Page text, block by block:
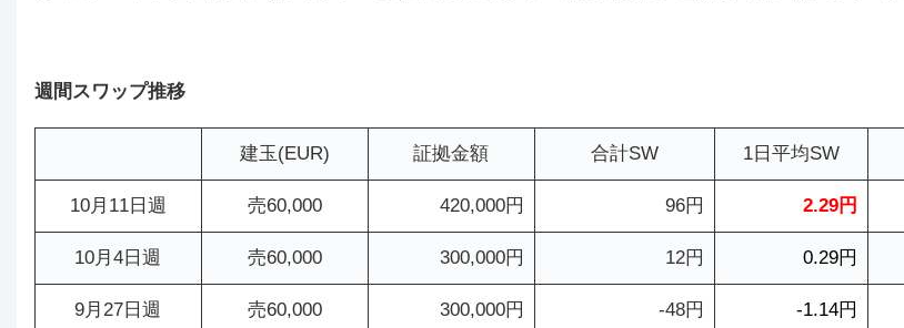
週間スワップ推移
建玉(EUR) 証拠金額 合計SW 1日平均SW
10月11日週 売60,000 420,000円 96円 2.29円
10月4日週 売60,000 300,000円 12円 0.29円
9月27日週 売60,000 300,000円 -48円 -1.14円